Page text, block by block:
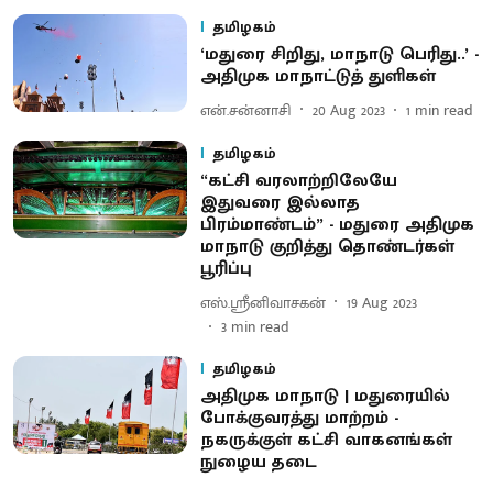
தமிழகம்
‘மதுரை சிறிது, மாநாடு பெரிது..’ -
அதிமுக மாநாட்டுத் துளிகள்
என்.சன்னாசி 20 Aug 2023 1 min read
தமிழகம்
“கட்சி வரலாற்றிலேயே
இதுவரை இல்லாத
பிரம்மாண்டம்” - மதுரை அதிமுக
மாநாடு குறித்து தொண்டர்கள்
பூரிப்பு
எஸ்.ஸ்ரீனிவாசகன்
19 Aug 2023
3 min read
தமிழகம்
அதிமுக மாநாடு | மதுரையில்
போக்குவரத்து மாற்றம் -
நகருக்குள் கட்சி வாகனங்கள்
நுழைய தடை